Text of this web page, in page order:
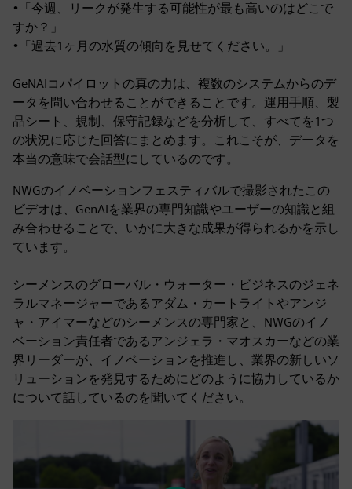
•「今週、リークが発生する可能性が最も高いのはどこで
すか？」
•「過去1ヶ月の水質の傾向を見せてください。」
GeNAIコパイロットの真の力は、複数のシステムからのデ
ータを問い合わせることができることです。運用手順、製
品シート、規制、保守記録などを分析して、すべてを1つ
の状況に応じた回答にまとめます。これこそが、データを
本当の意味で会話型にしているのです。
NWGのイノベーションフェスティバルで撮影されたこの
ビデオは、GenAIを業界の専門知識やユーザーの知識と組
み合わせることで、いかに大きな成果が得られるかを示し
ています。
シーメンスのグローバル・ウォーター・ビジネスのジェネ
ラルマネージャーであるアダム・カートライトやアンジ
ャ・アイマーなどのシーメンスの専門家と、NWGのイノ
ベーション責任者であるアンジェラ・マオスカーなどの業
界リーダーが、イノベーションを推進し、業界の新しいソ
リューションを発見するためにどのように協力しているか
について話しているのを聞いてください。